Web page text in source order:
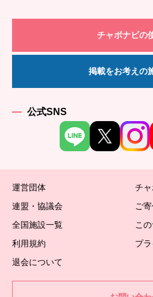
チャボナビの
掲載をお考えの
公式SNS
運営団体
チ
連盟・協議会
ご
全国施設一覧
こ
利用規約
プ
退会について